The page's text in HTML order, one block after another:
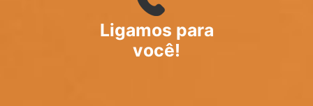
Ligamos para
você!